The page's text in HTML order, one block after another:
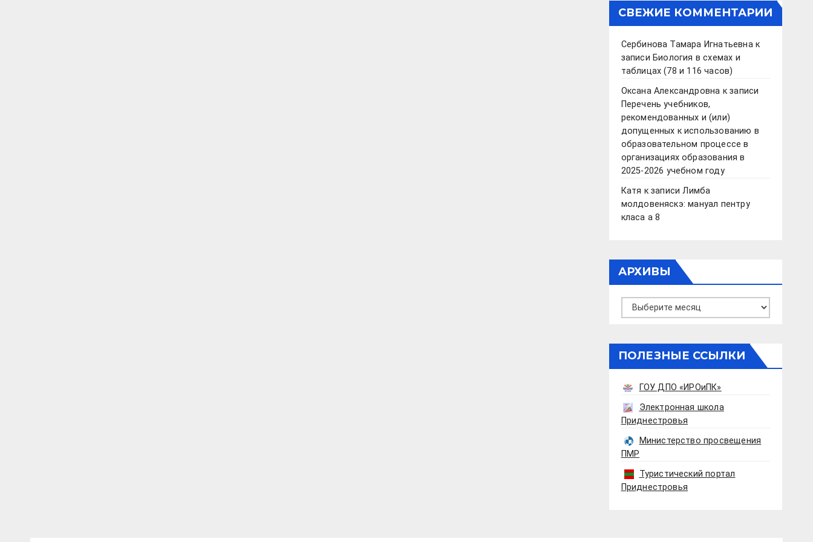
СВЕЖИЕ КОММЕНТАРИИ
Сербинова Тамара Игнатьевнак
записи Биология в схемах и
таблицах (78 и 116 часов)
Оксана Александровна к записи
Перечень учебников,
рекомендованных и (или)
допущенных к использованию в
образовательном процессе в
организациях образования в
2025-2026 учебном году
Катя к записиЛимба
молдовеняскэ: мануал пентру
класа а 8
АРХИВЫ
Архивы
ПОЛЕЗНЫЕ ССЫЛКИ
ГОУ ДПО «ИРОиПК»
Электронная школа
Приднестровья
Министерство просвещения
ПМР
Туристический портал
Приднестровья